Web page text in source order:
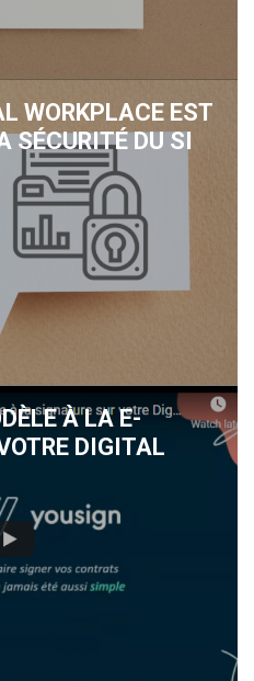
WORKPLACE EST
SÉCURITÉ DU SI
À LA E-
DIGITAL